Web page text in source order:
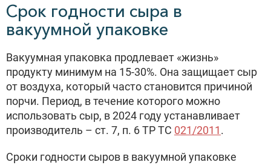
Срок годности сыра в
вакуумной упаковке
Вакуумная упаковка продлевает «жизнь»
продукту минимум на 15-30%. Она защищает сыр
от воздуха, который часто становится причиной
порчи. Период, в течение которого можно
использовать сыр, в 2024 году устанавливает
производитель – ст. 7, п. 6 ТР ТС 021/2011.
Сроки годности сыров в вакуумной упаковке